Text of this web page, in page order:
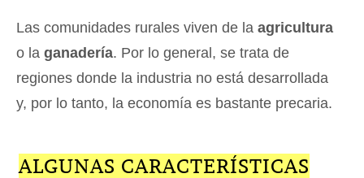
Las comunidades rurales viven de la agricultura
o la ganadería. Por lo general, se trata de
regiones donde la industria no está desarrollada
y, por lo tanto, la economía es bastante precaria.
ALGUNAS CARACTERÍSTICAS